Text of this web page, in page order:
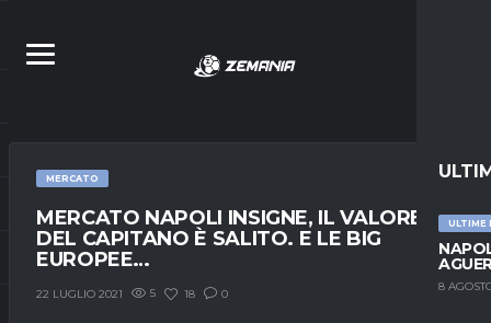
ULTIME
8
MERCATO
MERCATO NAPOLI INSIGNE, IL VALORE
DEL CAPITANO È SALITO. E LE BIG
EUROPEE…
22 LUGLIO 2021 5 18 0